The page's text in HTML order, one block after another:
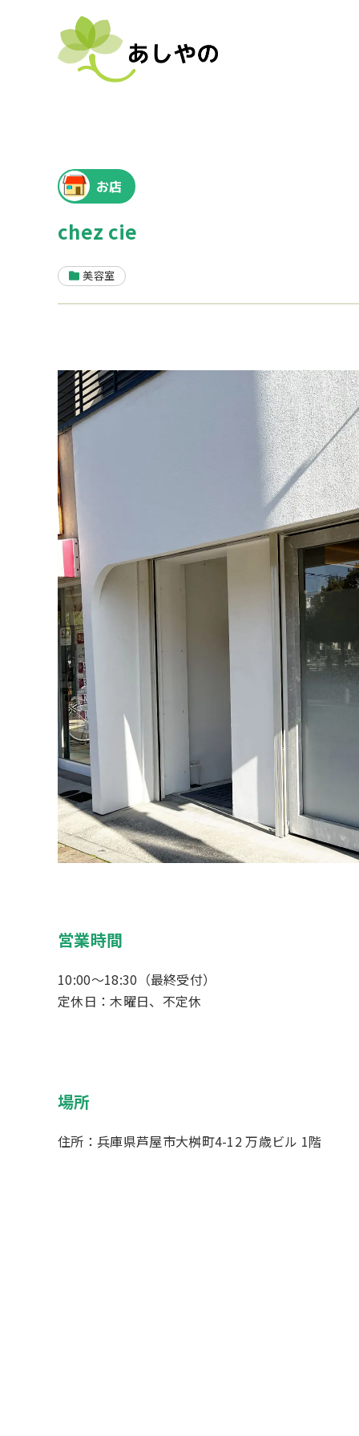
お店
chez cie
美容室
営業時間
10:00～18:30（最終受付）
定休日：木曜日、不定休
場所
住所：兵庫県芦屋市大桝町4-12 万歳ビル 1階